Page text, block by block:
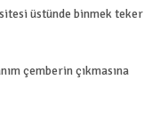
üstünde binmek teker
çemberin çıkmasına